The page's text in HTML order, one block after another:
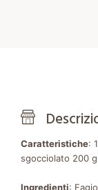
Caratteristiche:
sgocciolato 200 g
Ingredienti: